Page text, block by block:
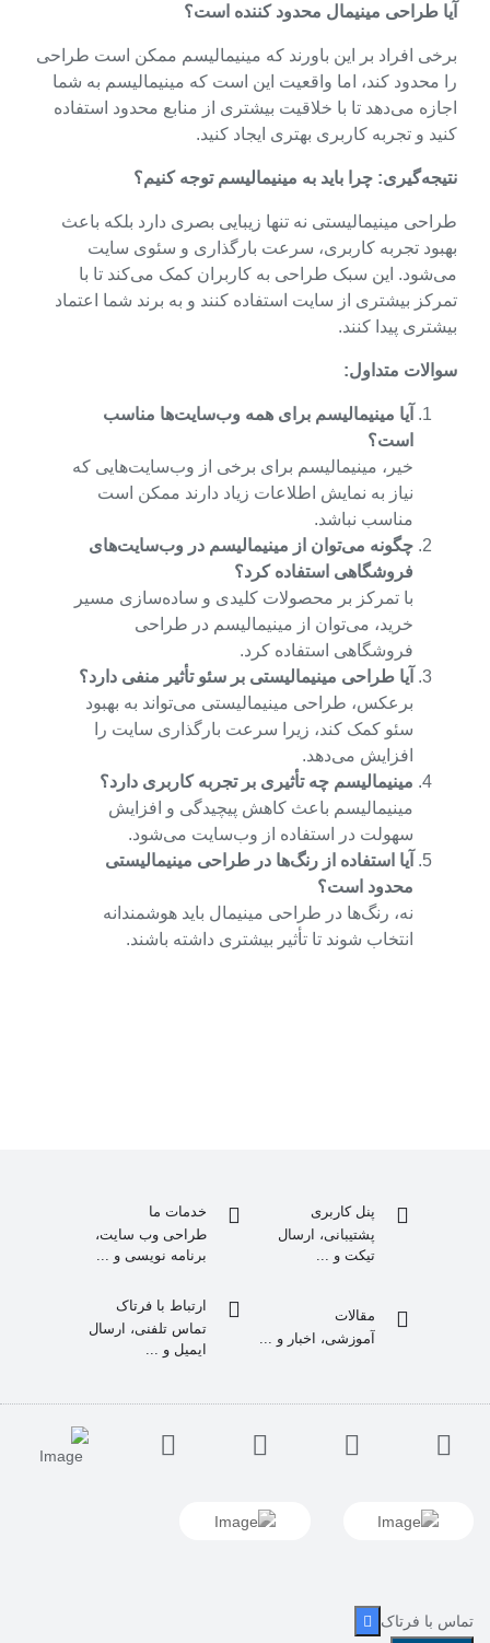
آیا طراحی مینیمال محدود کننده است؟
برخی افراد بر این باورند که مینیمالیسم ممکن است طراحی
را محدود کند، اما واقعیت این است که مینیمالیسم به شما
اجازه می‌دهد تا با خلاقیت بیشتری از منابع محدود استفاده
کنید و تجربه کاربری بهتری ایجاد کنید.
نتیجه‌گیری: چرا باید به مینیمالیسم توجه کنیم؟
طراحی مینیمالیستی نه تنها زیبایی بصری دارد بلکه باعث
بهبود تجربه کاربری، سرعت بارگذاری و سئوی سایت
می‌شود. این سبک طراحی به کاربران کمک می‌کند تا با
تمرکز بیشتری از سایت استفاده کنند و به برند شما اعتماد
بیشتری پیدا کنند.
سوالات متداول:
آیا مینیمالیسم برای همه وب‌سایت‌ها مناسب
است؟
خیر، مینیمالیسم برای برخی از وب‌سایت‌هایی که
نیاز به نمایش اطلاعات زیاد دارند ممکن است
مناسب نباشد.
چگونه می‌توان از مینیمالیسم در وب‌سایت‌های
فروشگاهی استفاده کرد؟
با تمرکز بر محصولات کلیدی و ساده‌سازی مسیر
خرید، می‌توان از مینیمالیسم در طراحی
فروشگاهی استفاده کرد.
آیا طراحی مینیمالیستی بر سئو تأثیر منفی دارد؟
برعکس، طراحی مینیمالیستی می‌تواند به بهبود
سئو کمک کند، زیرا سرعت بارگذاری سایت را
افزایش می‌دهد.
مینیمالیسم چه تأثیری بر تجربه کاربری دارد؟
مینیمالیسم باعث کاهش پیچیدگی و افزایش
سهولت در استفاده از وب‌سایت می‌شود.
آیا استفاده از رنگ‌ها در طراحی مینیمالیستی
محدود است؟
نه، رنگ‌ها در طراحی مینیمال باید هوشمندانه
انتخاب شوند تا تأثیر بیشتری داشته باشند.
پنل کاربری
پشتیبانی، ارسال
تیکت و ...
خدمات ما
طراحی وب سایت،
برنامه نویسی و ...
مقالات
آموزشی، اخبار و ...
ارتباط با فرتاک
تماس تلفنی، ارسال
ایمیل و ...
تماس با فرتاک 